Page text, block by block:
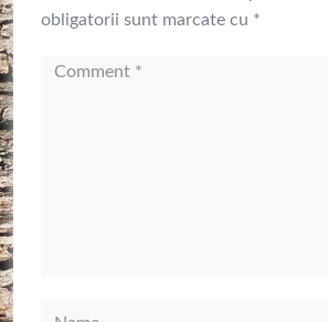
obligatorii sunt marcate cu *